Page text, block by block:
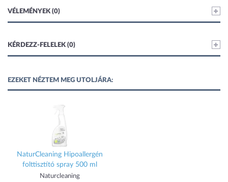
VÉLEMÉNYEK (0)
KÉRDEZZ-FELELEK (0)
EZEKET NÉZTEM MEG UTOLJÁRA:
NaturCleaning Hipoallergén
folttisztító spray 500 ml
Naturcleaning